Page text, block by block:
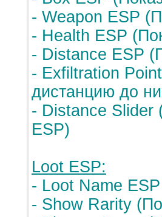
- Weapon ESP
- Health ESP
- Distance ESP
- Exfiltration
дистанцию до
- Distance Slider
ESP)
Loot ESP:
- Loot Name
- Show Rarity